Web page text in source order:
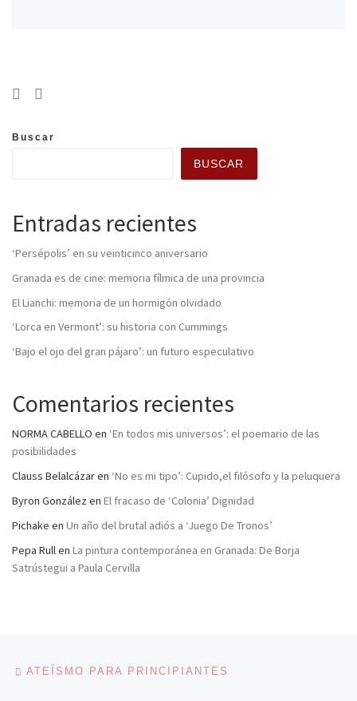
Buscar
BUSCAR
Entradas recientes
‘Persépolis’ en su veinticinco aniversario
Granada es de cine: memoria fílmica de una provincia
El Lianchi: memoria de un hormigón olvidado
‘Lorca en Vermont’: su historia con Cummings
‘Bajo el ojo del gran pájaro’: un futuro especulativo
Comentarios recientes
NORMA CABELLO en ‘En todos mis universos’: el poemario de las
posibilidades
Clauss Belalcázaren ‘No es mi tipo’: Cupido,el filósofo y la peluquera
Byron González en El fracaso de ‘Colonia’ Dignidad
Pichake en Un año del brutal adiós a ‘Juego De Tronos’
Pepa Rullen La pintura contemporánea en Granada: De Borja
Satrústegui a Paula Cervilla
Navegación de entradas
ATEÍSMO PARA PRINCIPIANTES